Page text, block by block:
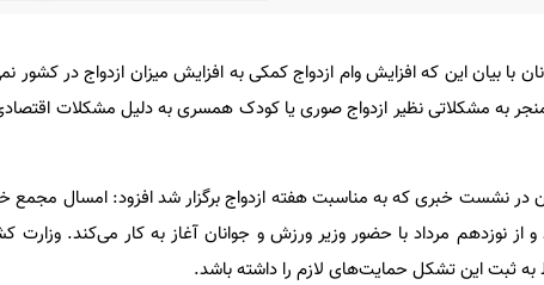
با بیان این که افزایش وام ازدواج کمکی به افزایش میزان ازدواج در کشور
منجر به مشکلاتی نظیر ازدواج صوری یا کودک همسری به دلیل مشکلات
در نشست خبری که به مناسبت هفته ازدواج برگزار شد افزود: امسال مجمع
از نوزدهم مرداد با حضور وزیر ورزش و جوانان آغاز به کار می‌کند. وزارت
به ثبت این تشکل حمایت‌های لازم را داشته باشد.